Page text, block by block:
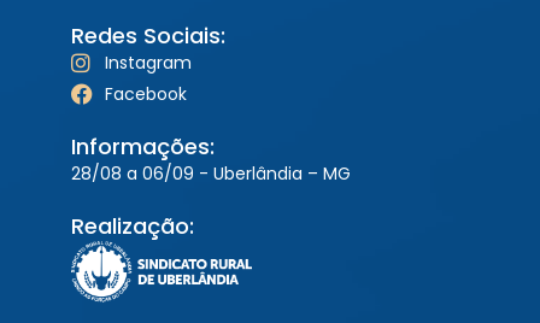
Redes Sociais:
Instagram
Facebook
Informações:
28/08 a 06/09 - Uberlândia – MG
Realização: